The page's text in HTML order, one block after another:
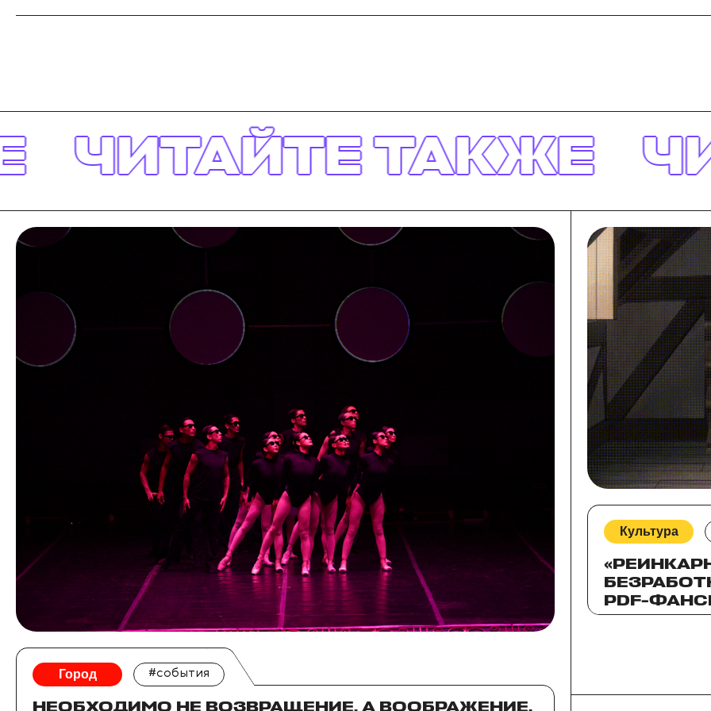
ТАКЖЕ ЧИТАЙТЕ
Город #события
НЕОБХОДИМО НЕ ВОЗВРАЩЕНИЕ, А ВООБРАЖЕНИЕ.
Культура
PDF-
ДРАМА ОБ